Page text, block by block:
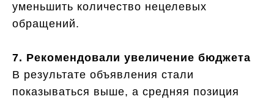
уменьшить количество нецелевых
обращений.
7. Рекомендовали увеличение бюджета
В результате объявления стали
показываться выше, а средняя позиция